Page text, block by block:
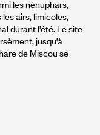
les nénuphars,
airs, limicoles,
durant l’été. Le site
jusqu’à
de Miscou se